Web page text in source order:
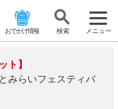
おでかけ情報 検 索 メニュー
ト】
みらいフェスティバ